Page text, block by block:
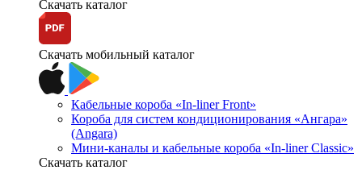
Скачать каталог
Скачать мобильный каталог
Кабельные короба «In-liner Front»
Короба для систем кондиционирования «Ангара»
(Angara)
Мини-каналы и кабельные короба «In-liner Classic»
Скачать каталог